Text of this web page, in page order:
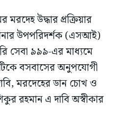
উদ্ধার প্রক্রিয়ার
উপপরিদর্শক (এসআই)
সেবা ৯৯৯-এর মাধ্যমে
বসবাসের অনুপযোগী
মরদেহের ডান চোখ ও
রহমান এ দাবি অস্বীকার